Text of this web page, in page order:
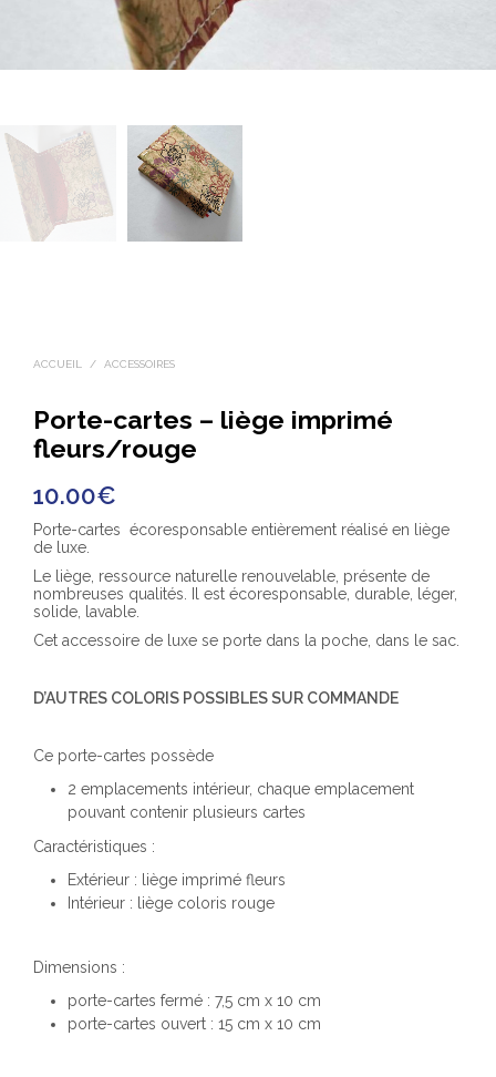
ACCUEIL / ACCESSOIRES
Porte-cartes – liège imprimé
fleurs/rouge
10.00€
Porte-cartes écoresponsable entièrement réalisé en liège
de luxe.
Le liège, ressource naturelle renouvelable, présente de
nombreuses qualités. Il est écoresponsable, durable, léger,
solide, lavable.
Cet accessoire de luxe se porte dans la poche, dans le sac.
D’AUTRES COLORIS POSSIBLES SUR COMMANDE
Ce porte-cartes possède
2 emplacements intérieur, chaque emplacement
pouvant contenir plusieurs cartes
Caractéristiques :
Extérieur : liège imprimé fleurs
Intérieur : liège coloris rouge
Dimensions :
porte-cartes fermé : 7,5 cm x 10 cm
porte-cartes ouvert : 15 cm x 10 cm